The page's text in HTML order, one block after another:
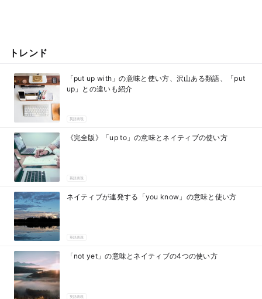
トレンド
「put up with」の意味と使い方、沢山ある類語、「put
up」との違いも紹介
英語表現
《完全版》「up to」の意味とネイティブの使い方
英語表現
ネイティブが連発する「you know」の意味と使い方
英語表現
「not yet」の意味とネイティブの4つの使い方
英語表現